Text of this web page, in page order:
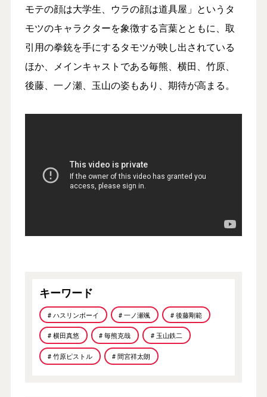
モテの顔は大学生、ウラの顔は道具屋」というタ
モツのキャラクターを象徴する言葉とともに、取
引用の拳銃を手にするタモツが映し出されている
ほか、メインキャストである毎熊、横田、竹原、
後藤、一ノ瀬、玉山の姿もあり、期待が高まる。
キーワード
# ハスリンボーイ # 一ノ瀬颯 # 後藤剛範
# 横田真悠 # 毎熊克哉 # 玉山鉄二
# 竹原ピストル # 間宮祥太朗